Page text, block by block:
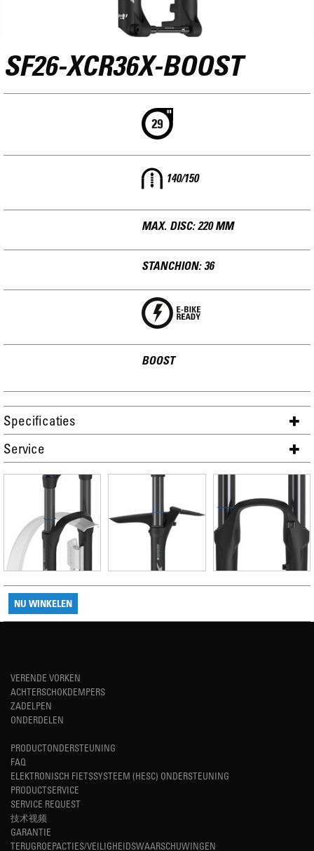
SF26-XCR36X-BOOST
140/150
MAX. DISC: 220 MM
STANCHION: 36
BOOST
Specificaties
Service
NU WINKELEN
VERENDE VORKEN
ACHTERSCHOKDEMPERS
ZADELPEN
ONDERDELEN
PRODUCTONDERSTEUNING
FAQ
ELEKTRONISCH FIETSSYSTEEM (HESC) ONDERSTEUNING
PRODUCTSERVICE
SERVICE REQUEST
技术视频
GARANTIE
TERUGROEPACTIES/VEILIGHEIDSWAARSCHUWINGEN